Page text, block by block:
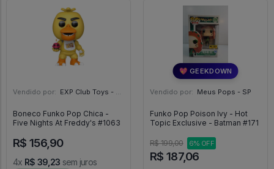
Vendido por: EXP Club Toys - SP
Boneco Funko Pop Chica -
Five Nights At Freddy's #1063
R$ 156,90
4x R$ 39,23 sem juros
💖 GEEKDOWN
Vendido por: Meus Pops - SP
Funko Pop Poison Ivy - Hot
Topic Exclusive - Batman #171
R$ 199,00 6% OFF
R$ 187,06